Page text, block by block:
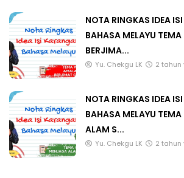
NOTA RINGKAS IDEA
BAHASA MELAYU
BERJIMA...
Yu. Chekgu LK 2 tahun
NOTA RINGKAS IDEA
BAHASA MELAYU
ALAM S...
Yu. Chekgu LK 2 tahun